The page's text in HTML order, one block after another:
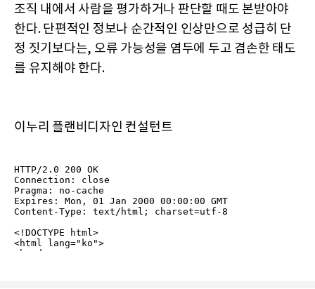
조직 내에서 사람을 평가하거나 판단할 때도 본받아야
한다. 단편적인 정보나 순간적인 인상만으로 성급히 단
정 짓기보다는, 오류 가능성을 염두에 두고 겸손한 태도
를 유지해야 한다.
이누리 플랜비디자인 컨설턴트